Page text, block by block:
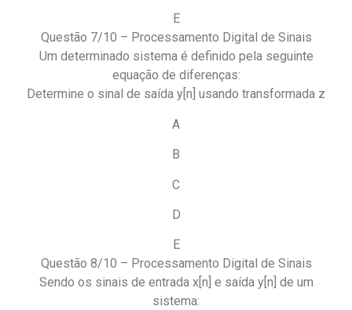
E
Questão 7/10 – Processamento Digital de Sinais
Um determinado sistema é definido pela seguinte
equação de diferenças:
Determine o sinal de saída y[n] usando transformada z
A
B
C
D
E
Questão 8/10 – Processamento Digital de Sinais
Sendo os sinais de entrada x[n] e saída y[n] de um
sistema: